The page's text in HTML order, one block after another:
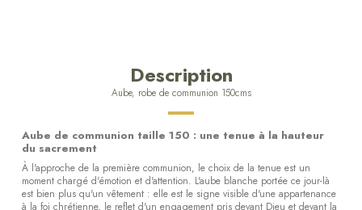
Description
Aube, robe de communion 150cms
Aube de communion taille 150 : une tenue à la hauteur
du sacrement
À l'approche de la première communion, le choix de la tenue est un
moment chargé d'émotion et d'attention. L'aube blanche portée ce jour-là
est bien plus qu'un vêtement : elle est le signe visible d'une appartenance
à la foi chrétienne, le reflet d'un engagement pris devant Dieu et devant la